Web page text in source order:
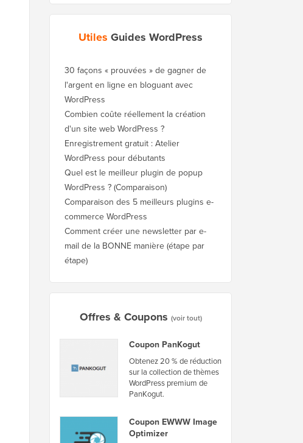
Utiles Guides WordPress
30 façons « prouvées » de gagner de
l'argent en ligne en bloguant avec
WordPress
Combien coûte réellement la création
d'un site web WordPress ?
Enregistrement gratuit : Atelier
WordPress pour débutants
Quel est le meilleur plugin de popup
WordPress ? (Comparaison)
Comparaison des 5 meilleurs plugins e-
commerce WordPress
Comment créer une newsletter par e-
mail de la BONNE manière (étape par
étape)
Offres & Coupons (voir tout)
Coupon PanKogut
Obtenez 20 % de réduction
sur la collection de thèmes
WordPress premium de
PanKogut.
Coupon EWWW Image
Optimizer